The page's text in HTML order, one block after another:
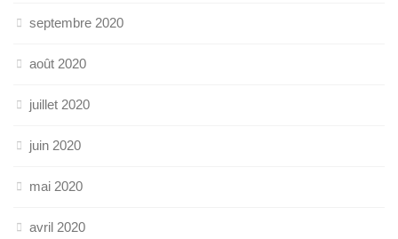
septembre 2020
août 2020
juillet 2020
juin 2020
mai 2020
avril 2020